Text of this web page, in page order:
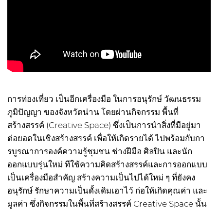
การท่องเที่ยว เป็นอีกเครื่องมือ ในการอนุรักษ์ วัฒนธรรม
ภูมิปัญญา ของจังหวัดน่าน โดยผ่านกิจกรรม พื้นที่
สร้างสรรค์ (Creative Space) ซึ่งเป็นการนำสิ่งที่มีอยู่มา
ต่อยอดในเชิงสร้างสรรค์ เพื่อให้เกิดรายได้ ไปพร้อมกับกา
รบูรณาการองค์ความรู้ชุมชน ช่างฝีมือ ศิลปิน และนัก
ออกแบบรุ่นใหม่ ทีใช้ความคิดสร้างสรรค์และการออกแบบ
เป็นเครื่องมือสำคัญ สร้างความเป็นไปได้ใหม่ ๆ ที่ยังคง
อนุรักษ์ รักษาความเป็นดั้งเดิมเอาไว้ ก่อให้เกิดคุณค่า และ
มูลค่า ซึ่งกิจกรรมในพื้นที่สร้างสรรค์ Creative Space นั้น